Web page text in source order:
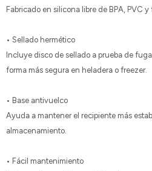
Fabricado en silicona libre de BPA, PVC y
• Sellado hermético
Incluye disco de sellado a prueba de
forma más segura en heladera o freezer.
• Base antivuelco
Ayuda a mantener el recipiente más
almacenamiento.
• Fácil mantenimiento